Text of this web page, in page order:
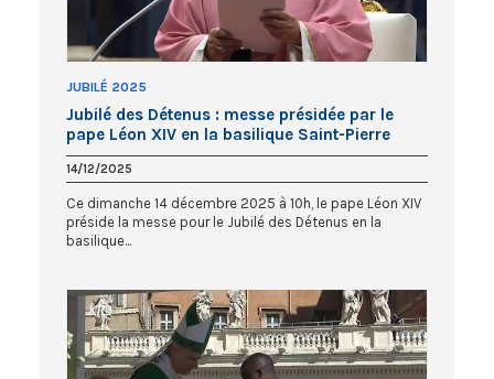
JUBILÉ 2025
Jubilé des Détenus : messe présidée par le
pape Léon XIV en la basilique Saint-Pierre
14/12/2025
Ce dimanche 14 décembre 2025 à 10h, le pape Léon XIV
préside la messe pour le Jubilé des Détenus en la
basilique...